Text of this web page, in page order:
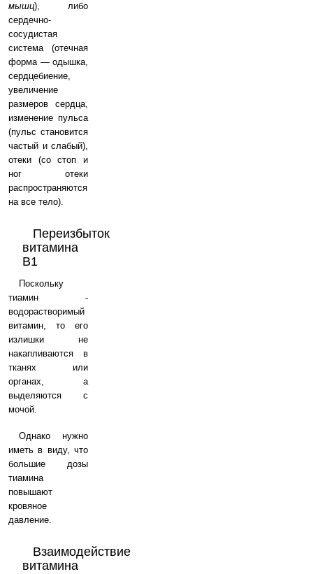
мышц), либо
сердечно-
сосудистая
система (отечная
форма — одышка,
сердцебиение,
увеличение
размеров сердца,
изменение пульса
(пульс становится
частый и слабый),
отеки (со стоп и
ног отеки
распространяются
на все тело).
Переизбыток
витамина
B1
Поскольку
тиамин -
водорастворимый
витамин, то его
излишки не
накапливаются в
тканях или
органах, а
выделяются с
мочой.
Однако нужно
иметь в виду, что
большие дозы
тиамина
повышают
кровяное
давление.
Взаимодействие
витамина